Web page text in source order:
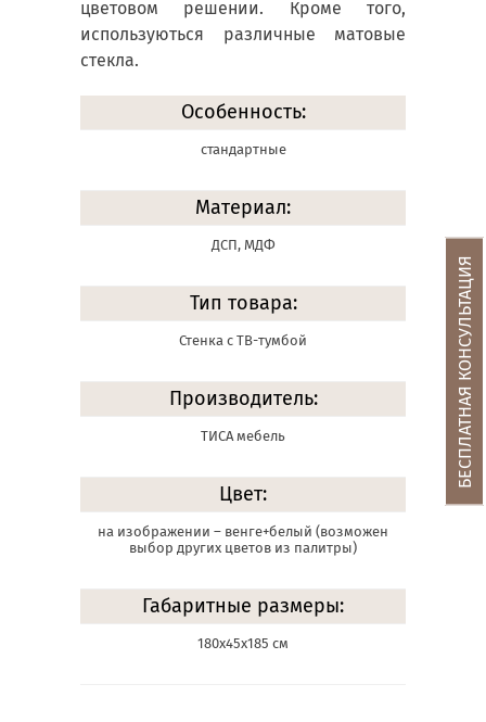
цветовом решении. Кроме того,
используються различные матовые
стекла.
Особенность:
стандартные
Материал:
ДСП, МДФ
Тип товара:
Стенка с ТВ-тумбой
Производитель:
ТИСА мебель
Цвет:
на изображении – венге+белый (возможен
выбор других цветов из палитры)
Габаритные размеры:
180х45х185 см
БЕСПЛАТНАЯ КОНСУЛЬТАЦИЯ